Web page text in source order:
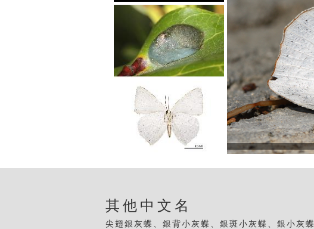
其他中文名
尖翅銀灰蝶、銀背小灰蝶、銀斑小灰蝶、銀小灰蝶